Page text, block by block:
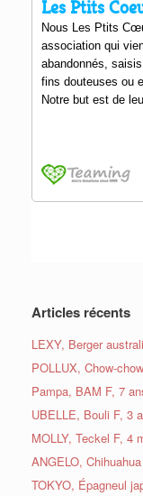
Articles récents
LEXY, Berger
POLLUX, Chow-
Pampa, BAM F, 7
UBELLE, Bouli F, 3
MOLLY, Teckel F, 4
ANGELO,
TOKYO, Épagneul